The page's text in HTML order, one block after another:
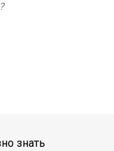
знать